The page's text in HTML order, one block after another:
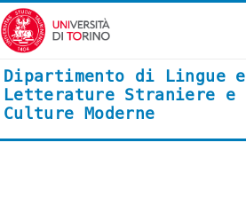
Vai al contenuto principale
Dipartimento di Lingue e
Letterature Straniere e
Culture Moderne